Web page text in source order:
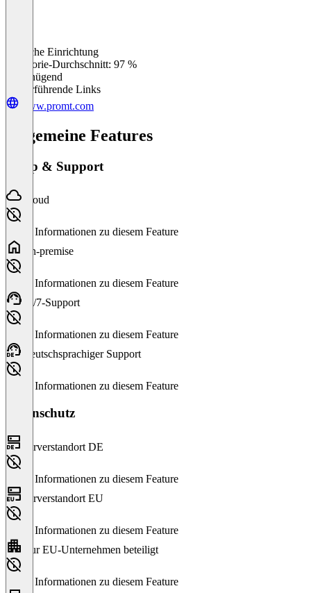
Einfache Einrichtung
Kategorie-Durchschnitt: 97 %
Ungenügend
Weiterführende Links
www.promt.com
Allgemeine Features
Setup & Support
Cloud
Keine Informationen zu diesem Feature
On-premise
Keine Informationen zu diesem Feature
24/7-Support
Keine Informationen zu diesem Feature
Deutschsprachiger Support
Keine Informationen zu diesem Feature
Datenschutz
Serverstandort DE
Keine Informationen zu diesem Feature
Serverstandort EU
Keine Informationen zu diesem Feature
Nur EU-Unternehmen beteiligt
Keine Informationen zu diesem Feature